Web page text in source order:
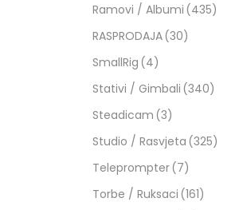
Ramovi / Albumi (435)
RASPRODAJA(30)
SmallRig (4)
Stativi / Gimbali (340)
Steadicam (3)
Studio / Rasvjeta (325)
Teleprompter(7)
Torbe / Ruksaci (161)